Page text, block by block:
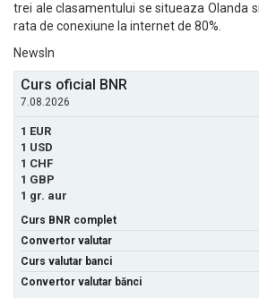
trei ale clasamentului se situeaza Olanda
rata de conexiune la internet de 80%.
NewsIn
Curs oficial BNR
7.08.2026
1 EUR
1 USD
1 CHF
1 GBP
1 gr. aur
Curs BNR complet
Convertor valutar
Curs valutar banci
Convertor valutar bănci